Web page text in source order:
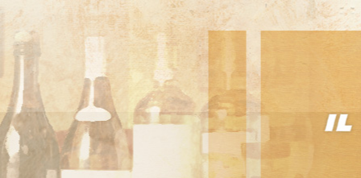
武蔵小杉の美味しいイタリアン
「イルヴェント」のブログ
武蔵小杉の美味しいイタリアン「イル
ヴェント」のブログ